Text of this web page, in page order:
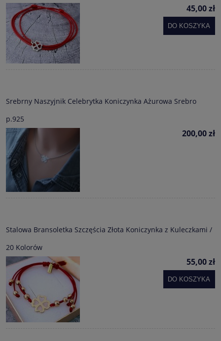
45,00 zł
DO KOSZYKA
Srebrny Naszyjnik Celebrytka Koniczynka Ażurowa Srebro
p.925
200,00 zł
Stalowa Bransoletka Szczęścia Złota Koniczynka z Kuleczkami /
20 Kolorów
55,00 zł
DO KOSZYKA